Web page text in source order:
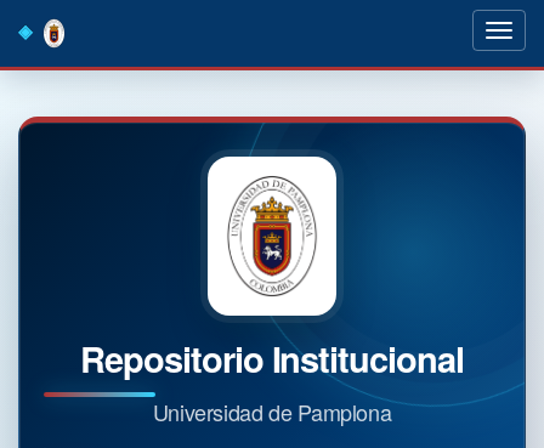
navigation
Repositorio Institucional
Universidad de Pamplona